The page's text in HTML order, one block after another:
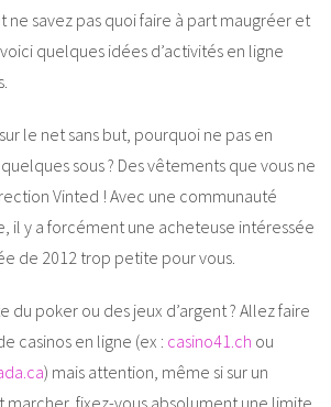
ne savez pas quoi faire à part maugréer et
quelques idées d’activités en ligne
le net sans but, pourquoi ne pas en
sous ? Des vêtements que vous ne
Vinted ! Avec une communauté
il y a forcément une acheteuse intéressée
de 2012 trop petite pour vous.
du poker ou des jeux d’argent ? Allez faire
casinos en ligne (ex : casino41.ch ou
) mais attention, même si sur un